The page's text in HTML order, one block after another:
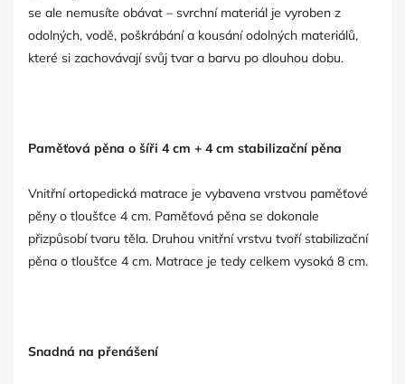
se ale nemusíte obávat – svrchní materiál je vyroben z
odolných, vodě, poškrábání a kousání odolných materiálů,
které si zachovávají svůj tvar a barvu po dlouhou dobu.
Paměťová pěna o šíři 4 cm + 4 cm stabilizační pěna
Vnitřní ortopedická matrace je vybavena vrstvou paměťové
pěny o tloušťce 4 cm. Paměťová pěna se dokonale
přizpůsobí tvaru těla. Druhou vnitřní vrstvu tvoří stabilizační
pěna o tloušťce 4 cm. Matrace je tedy celkem vysoká 8 cm.
Snadná na přenášení